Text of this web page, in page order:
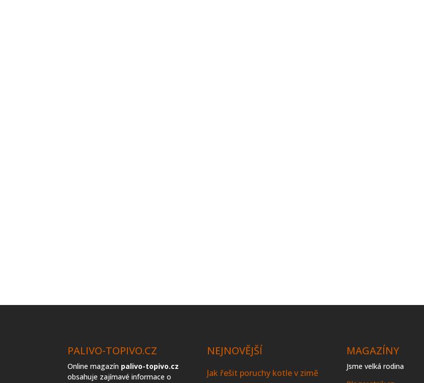
PALIVO-TOPIVO.CZ
Online magazín palivo-topivo.cz
obsahuje zajímavé informace o
NEJNOVĚJŠÍ
Jak řešit poruchy kotle v zimě
MAGAZÍNY
Jsme velká rodina